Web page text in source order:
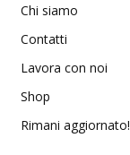
Chi siamo
Contatti
Lavora con noi
Shop
Rimani aggiornato!